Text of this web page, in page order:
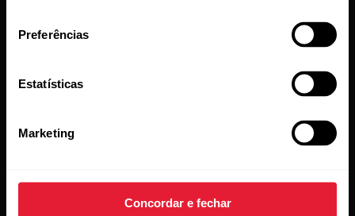
Preferências
Estatísticas
Marketing
Concordar e fechar